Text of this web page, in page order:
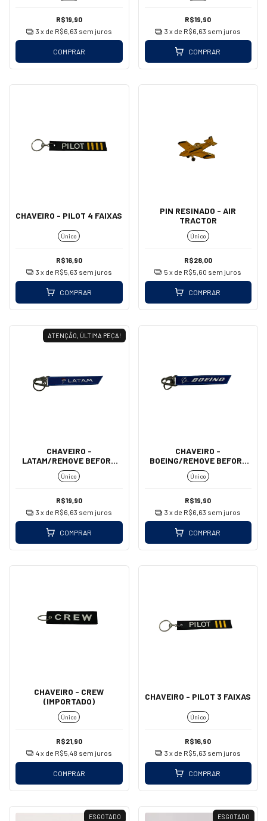
R$19,90
3 x de R$6,63 sem juros
COMPRAR
R$19,90
3 x de R$6,63 sem juros
COMPRAR
CHAVEIRO - PILOT 4 FAIXAS
Único
R$16,90
3 x de R$5,63 sem juros
COMPRAR
PIN RESINADO - AIR
TRACTOR
Único
R$28,00
5 x de R$5,60 sem juros
COMPRAR
ATENÇÃO, ÚLTIMA PEÇA!
CHAVEIRO -
LATAM/REMOVE BEFORE
FLIGHT (MOSQUETÃO)
Único
R$19,90
3 x de R$6,63 sem juros
COMPRAR
CHAVEIRO -
BOEING/REMOVE BEFORE
FLIGHT (MOSQUETÃO)
Único
R$19,90
3 x de R$6,63 sem juros
COMPRAR
CHAVEIRO - CREW
(IMPORTADO)
Único
R$21,90
4x de R$5,48 sem juros
COMPRAR
CHAVEIRO - PILOT 3 FAIXAS
Único
R$16,90
3 x de R$5,63 sem juros
COMPRAR
ESGOTADO ESGOTADO